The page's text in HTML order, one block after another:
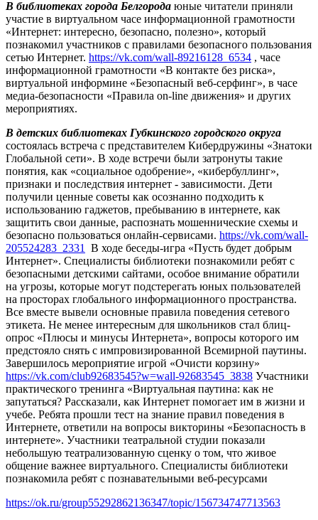
В библиотеках города Белгорода юные читатели приняли
участие в виртуальном часе информационной грамотности
«Интернет: интересно, безопасно, полезно», который
познакомил участников с правилами безопасного пользования
сетью Интернет. https://vk.com/wall-89216128_6534 , часе
информационной грамотности «В контакте без риска»,
виртуальной информине «Безопасный веб-серфинг», в часе
медиа-безопасности «Правила on-line движения» и других
мероприятиях.
В детских библиотеках Губкинского городского округа
состоялась встреча с представителем Кибердружины «Знатоки
Глобальной сети». В ходе встречи были затронуты такие
понятия, как «социальное одобрение», «кибербуллинг»,
признаки и последствия интернет - зависимости. Дети
получили ценные советы как осознанно подходить к
использованию гаджетов, пребыванию в интернете, как
защитить свои данные, распознать мошеннические схемы и
безопасно пользоваться онлайн-сервисами. https://vk.com/wall-
205524283_2331 В ходе беседы-игра «Пусть будет добрым
Интернет». Специалисты библиотеки познакомили ребят с
безопасными детскими сайтами, особое внимание обратили
на угрозы, которые могут подстерегать юных пользователей
на просторах глобального информационного пространства.
Все вместе вывели основные правила поведения сетевого
этикета. Не менее интересным для школьников стал блиц-
опрос «Плюсы и минусы Интернета», вопросы которого им
предстояло снять с импровизированной Всемирной паутины.
Завершилось мероприятие игрой «Очисти корзину»
https://vk.com/club92683545?w=wall-92683545_3838 Участники
практического тренинга «Виртуальная паутина: как не
запутаться? Рассказали, как Интернет помогает им в жизни и
учебе. Ребята прошли тест на знание правил поведения в
Интернете, ответили на вопросы викторины «Безопасность в
интернете». Участники театральной студии показали
небольшую театрализованную сценку о том, что живое
общение важнее виртуального. Специалисты библиотеки
познакомила ребят с познавательными веб-ресурсами
https://ok.ru/group55292862136347/topic/156734747713563